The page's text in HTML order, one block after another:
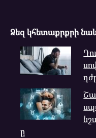
Ձեզ կհետաքրքրի
ը